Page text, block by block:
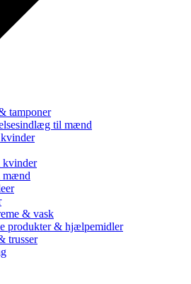
tamponer
til mænd
kvinder
mænd
& vask
produkter & hjælpemidler
trusser